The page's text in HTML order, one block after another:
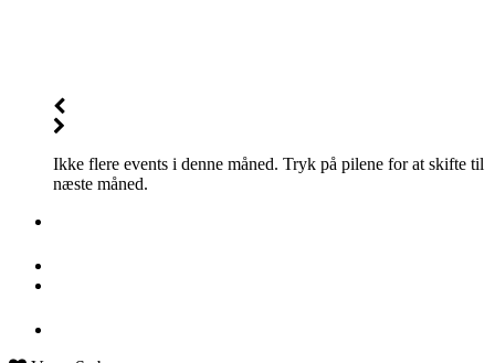
Ikke flere events i denne måned. Tryk på pilene for at skifte til
næste måned.